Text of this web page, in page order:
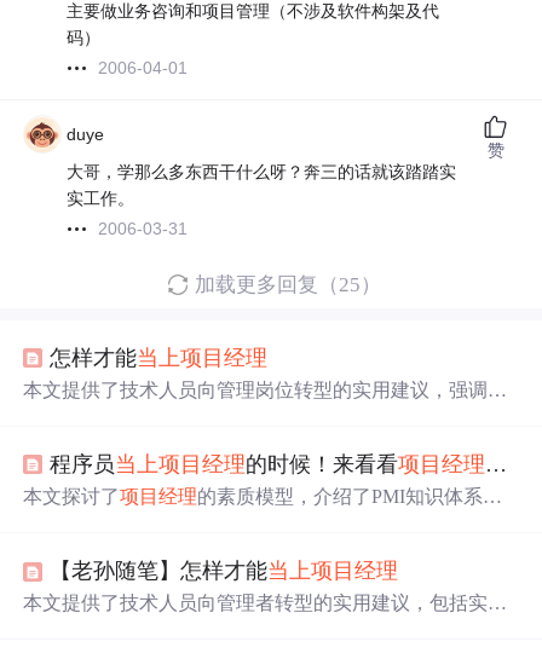
主要做业务咨询和项目管理（不涉及软件构架及代
码）
2006-04-01
duye
大哥，学那么多东西干什么呀？奔三的话就该踏踏实
实工作。
2006-03-31
赞
加载更多回复（25）
怎样才能当上项目经理
本文提供了技术人员向管理岗位转型的实用建议，强调实
程序员当上项目经理的时候！来看看项目经理的素
本文探讨了项目经理的素质模型，介绍了PMI知识体系模
括知识、技能等六种能力，具有人、事结合，内、外兼修
等特点。
【老孙随笔】怎样才能当上项目经理
本文提供了技术人员向管理者转型的实用建议，包括实践